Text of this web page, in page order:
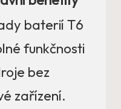
baterií T6
funkčnosti
bez
zařízení.